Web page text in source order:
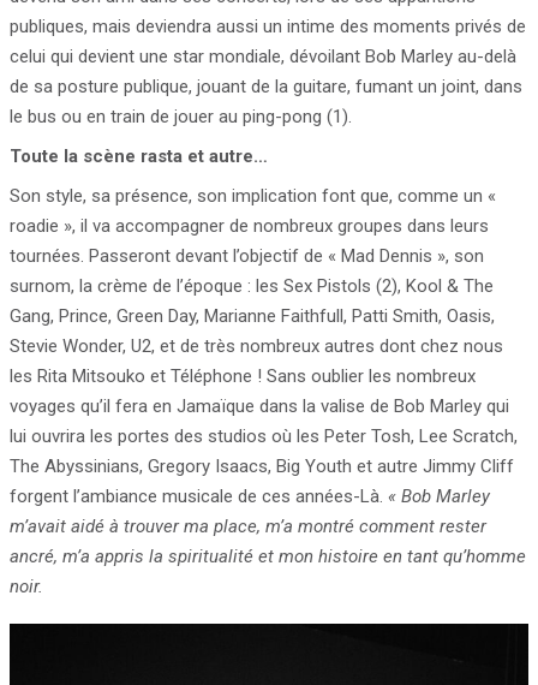
publiques, mais deviendra aussi un intime des moments privés de
celui qui devient une star mondiale, dévoilant Bob Marley au-delà
de sa posture publique, jouant de la guitare, fumant un joint, dans
le bus ou en train de jouer au ping-pong (1).
Toute la scène rasta et autre…
Son style, sa présence, son implication font que, comme un «
roadie », il va accompagner de nombreux groupes dans leurs
tournées. Passeront devant l’objectif de « Mad Dennis », son
surnom, la crème de l’époque : les Sex Pistols (2), Kool & The
Gang, Prince, Green Day, Marianne Faithfull, Patti Smith, Oasis,
Stevie Wonder, U2, et de très nombreux autres dont chez nous
les Rita Mitsouko et Téléphone ! Sans oublier les nombreux
voyages qu’il fera en Jamaïque dans la valise de Bob Marley qui
lui ouvrira les portes des studios où les Peter Tosh, Lee Scratch,
The Abyssinians, Gregory Isaacs, Big Youth et autre Jimmy Cliff
forgent l’ambiance musicale de ces années-Là. « Bob Marley
m’avait aidé à trouver ma place, m’a montré comment rester
ancré, m’a appris la spiritualité et mon histoire en tant qu’homme
noir.